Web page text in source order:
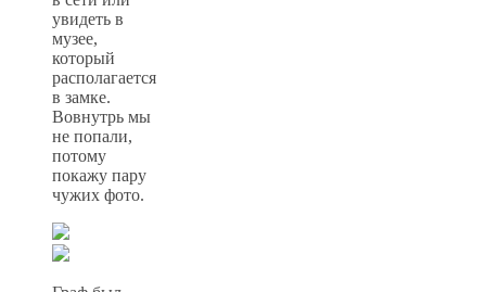
увидеть в
музее,
который
располагается
в замке.
Вовнутрь мы
не попали,
потому
покажу пару
чужих фото.